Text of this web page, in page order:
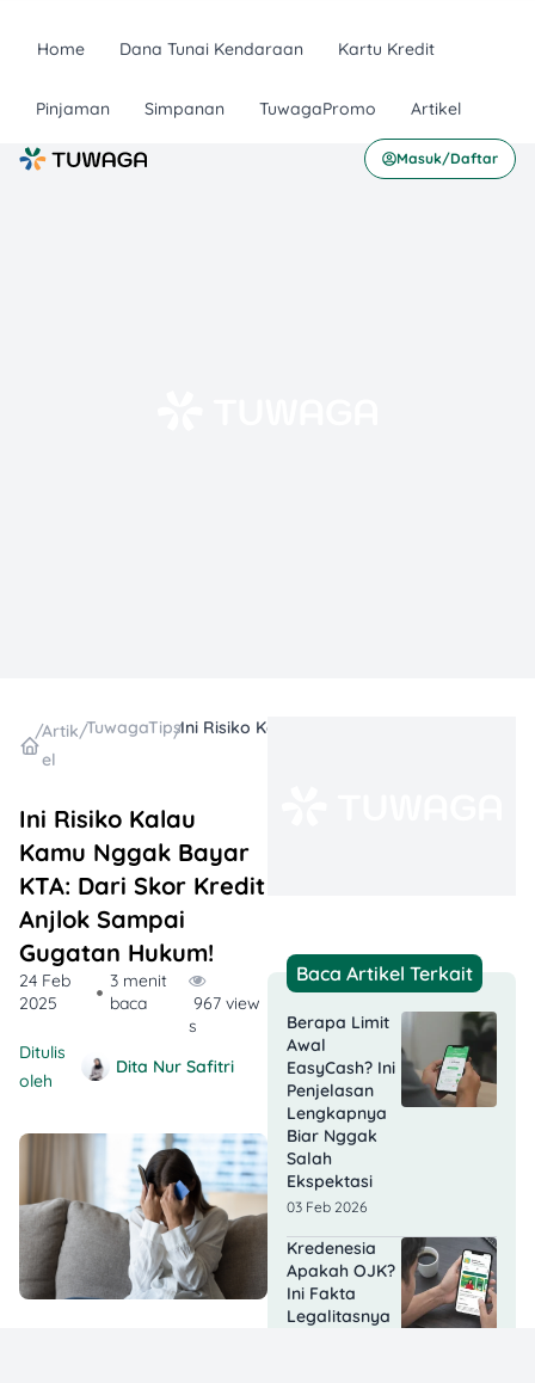
Home Dana Tunai Kendaraan Kartu Kredit
Pinjaman Simpanan TuwagaPromo Artikel
Masuk/Daftar
/Artik
el
/TuwagaTips
/
Ini Risiko Kalau
Kamu Nggak Bayar
KTA: Dari Skor Kredit
Anjlok Sampai
Gugatan Hukum!
24 Feb
2025
3 menit
baca
967 view
s
Ditulis
oleh
Dita Nur Safitri
Baca Artikel Terkait
Berapa Limit
Awal
EasyCash? Ini
Penjelasan
Lengkapnya
Biar Nggak
Salah
Ekspektasi
03 Feb 2026
Kredenesia
Apakah OJK?
Ini Fakta
Legalitasnya